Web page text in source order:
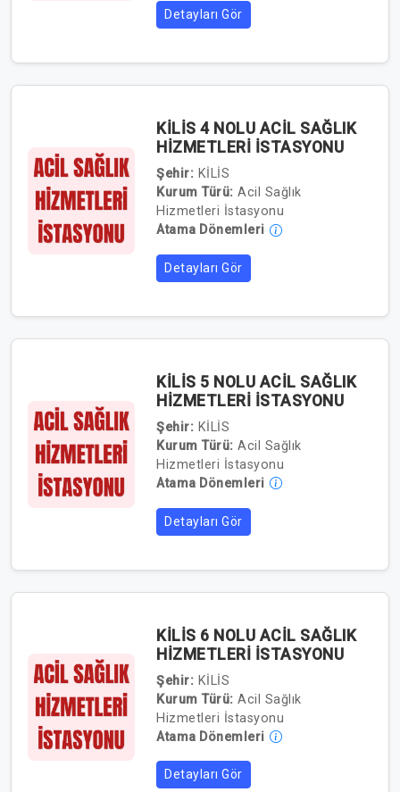
Detayları Gör
KİLİS 4 NOLU ACİL SAĞLIK
HİZMETLERİ İSTASYONU
Şehir: KİLİS
Kurum Türü: Acil Sağlık
Hizmetleri İstasyonu
Atama Dönemleri
Detayları Gör
KİLİS 5 NOLU ACİL SAĞLIK
HİZMETLERİ İSTASYONU
Şehir: KİLİS
Kurum Türü: Acil Sağlık
Hizmetleri İstasyonu
Atama Dönemleri
Detayları Gör
KİLİS 6 NOLU ACİL SAĞLIK
HİZMETLERİ İSTASYONU
Şehir: KİLİS
Kurum Türü: Acil Sağlık
Hizmetleri İstasyonu
Atama Dönemleri
Detayları Gör